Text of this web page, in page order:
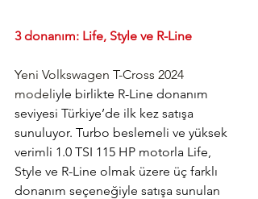
3 donanım: Life, Style ve R-Line
Yeni Volkswagen T-Cross 2024
modeliyle birlikte R-Line donanım
seviyesi Türkiye’de ilk kez satışa
sunuluyor. Turbo beslemeli ve yüksek
verimli 1.0 TSI 115 HP motorla Life,
Style ve R-Line olmak üzere üç farklı
donanım seçeneğiyle satışa sunulan